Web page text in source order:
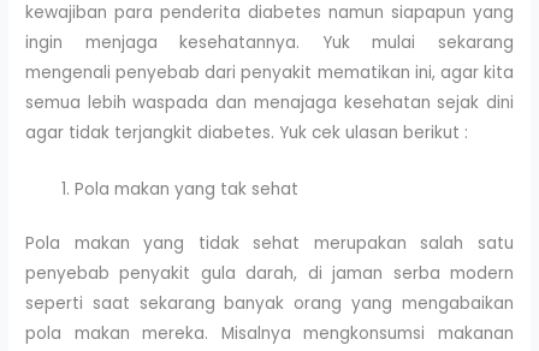
kewajiban para penderita diabetes namun siapapun yang
ingin menjaga kesehatannya. Yuk mulai sekarang
mengenali penyebab dari penyakit mematikan ini, agar kita
semua lebih waspada dan menajaga kesehatan sejak dini
agar tidak terjangkit diabetes. Yuk cek ulasan berikut :
Pola makan yang tak sehat
Pola makan yang tidak sehat merupakan salah satu
penyebab penyakit gula darah, di jaman serba modern
seperti saat sekarang banyak orang yang mengabaikan
pola makan mereka. Misalnya mengkonsumsi makanan